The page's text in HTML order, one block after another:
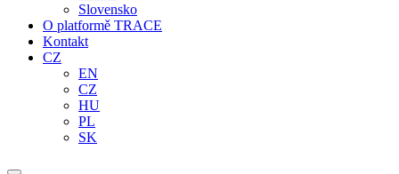
Slovensko
O platformě TRACE
Kontakt
CZ
EN
CZ
HU
PL
SK